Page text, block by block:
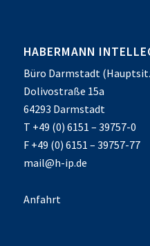
HABERMANN
Büro Darmstadt
Dolivostraße 15a
64293 Darmstadt
T +49 (0) 6151 – 39757-0
F +49 (0) 6151 – 39757-77
mail@h-ip.de
Anfahrt